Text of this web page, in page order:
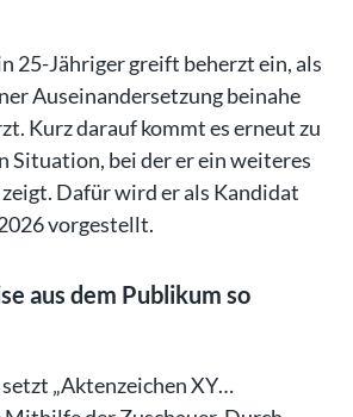
25-Jähriger greift beherzt ein, als
Auseinandersetzung beinahe
Kurz darauf kommt es erneut zu
Situation, bei der er ein weiteres
Dafür wird er als Kandidat
vorgestellt.
aus dem Publikum so
„Aktenzeichen XY…